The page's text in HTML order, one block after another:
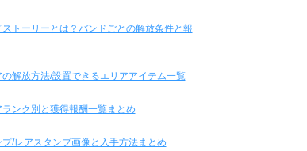
ストーリーとは？バンドごとの解放条件と報
の解放方法/設置できるエリアアイテム一覧
ランク別と獲得報酬一覧まとめ
プ/レアスタンプ画像と入手方法まとめ